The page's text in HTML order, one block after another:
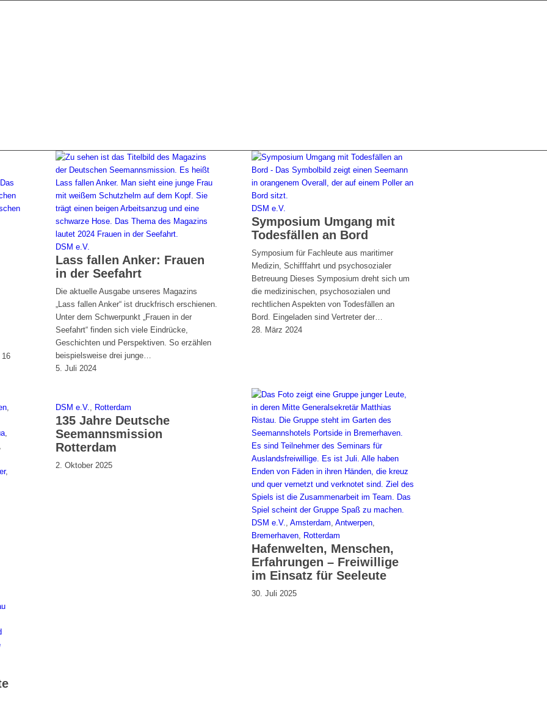
16
DSM e.V.
Lass fallen Anker: Frauen
in der Seefahrt
Die aktuelle Ausgabe unseres Magazins
„Lass fallen Anker“ ist druckfrisch erschienen.
Unter dem Schwerpunkt „Frauen in der
Seefahrt“ finden sich viele Eindrücke,
Geschichten und Perspektiven. So erzählen
beispielsweise drei junge…
5. Juli 2024
DSM e.V.
Symposium Umgang mit
Todesfällen an Bord
Symposium für Fachleute aus maritimer
Medizin, Schifffahrt und psychosozialer
Betreuung Dieses Symposium dreht sich um
die medizinischen, psychosozialen und
rechtlichen Aspekten von Todesfällen an
Bord. Eingeladen sind Vertreter der…
28. März 2024
,
,
,
,
DSM e.V., Rotterdam
135 Jahre Deutsche
Seemannsmission
Rotterdam
2. Oktober 2025
DSM e.V.,Amsterdam,Antwerpen,
Bremerhaven, Rotterdam
Hafenwelten, Menschen,
Erfahrungen – Freiwillige
im Einsatz für Seeleute
30. Juli 2025